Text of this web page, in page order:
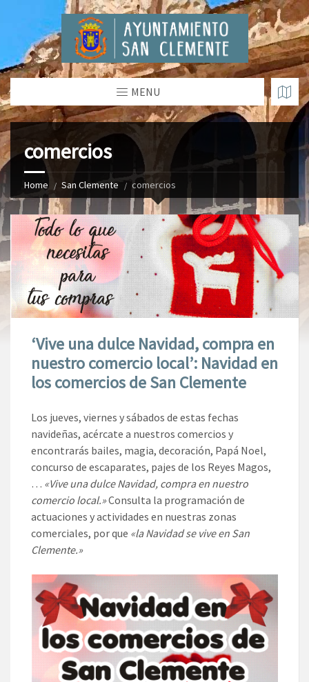
MENU
comercios
Home San Clemente comercios
‘Vive una dulce Navidad, compra en
nuestro comercio local’: Navidad en
los comercios de San Clemente
Los jueves, viernes y sábados de estas fechas
navideñas, acércate a nuestros comercios y
encontrarás bailes, magia, decoración, Papá Noel,
concurso de escaparates, pajes de los Reyes Magos,
… «Vive una dulce Navidad, compra en nuestro
comercio local.»Consulta la programación de
actuaciones y actividades en nuestras zonas
comerciales, por que «la Navidad se vive en San
Clemente.»